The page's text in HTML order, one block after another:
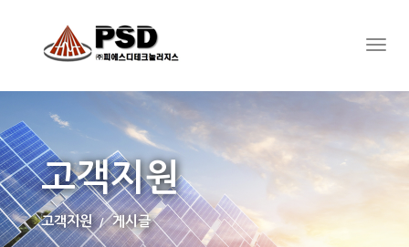
고객지원
고객지원 게시글